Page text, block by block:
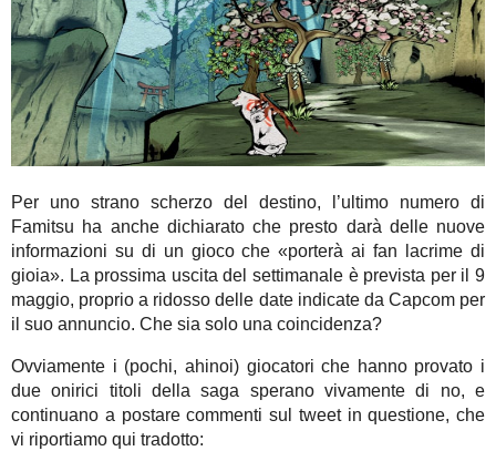
Per uno strano scherzo del destino, l’ultimo numero di
Famitsu ha anche dichiarato che presto darà delle nuove
informazioni su di un gioco che «porterà ai fan lacrime di
gioia». La prossima uscita del settimanale è prevista per il 9
maggio, proprio a ridosso delle date indicate da Capcom per
il suo annuncio. Che sia solo una coincidenza?
Ovviamente i (pochi, ahinoi) giocatori che hanno provato i
due onirici titoli della saga sperano vivamente di no, e
continuano a postare commenti sul tweet in questione, che
vi riportiamo qui tradotto: